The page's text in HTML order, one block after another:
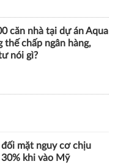
căn nhà tại dự án Aqua
thế chấp ngân hàng,
nói gì?
đối mặt nguy cơ chịu
khi vào Mỹ